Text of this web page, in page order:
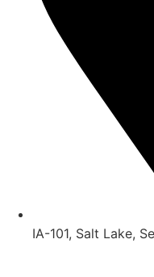
IA-101, Salt Lake,